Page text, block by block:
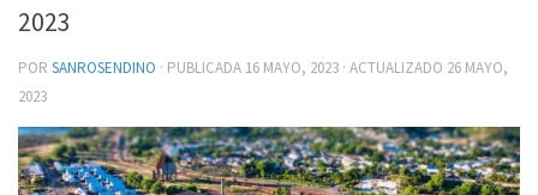
2023
POR SANROSENDINO · PUBLICADA 16 MAYO, 2023 · ACTUALIZADO 26 MAYO,
2023